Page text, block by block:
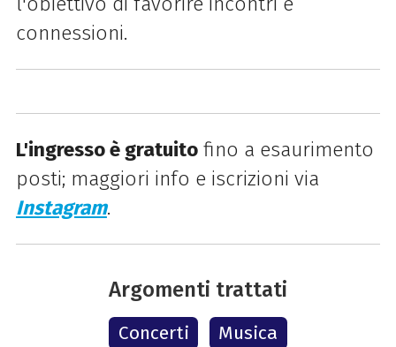
connessioni.
L'ingresso è gratuitofino a esaurimento
posti; maggiori info e iscrizioni via
Instagram.
Argomenti trattati
Concerti Musica